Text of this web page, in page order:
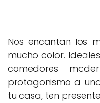
Nos encantan los
mucho color.
comedores
protagonismo a
tu casa, ten